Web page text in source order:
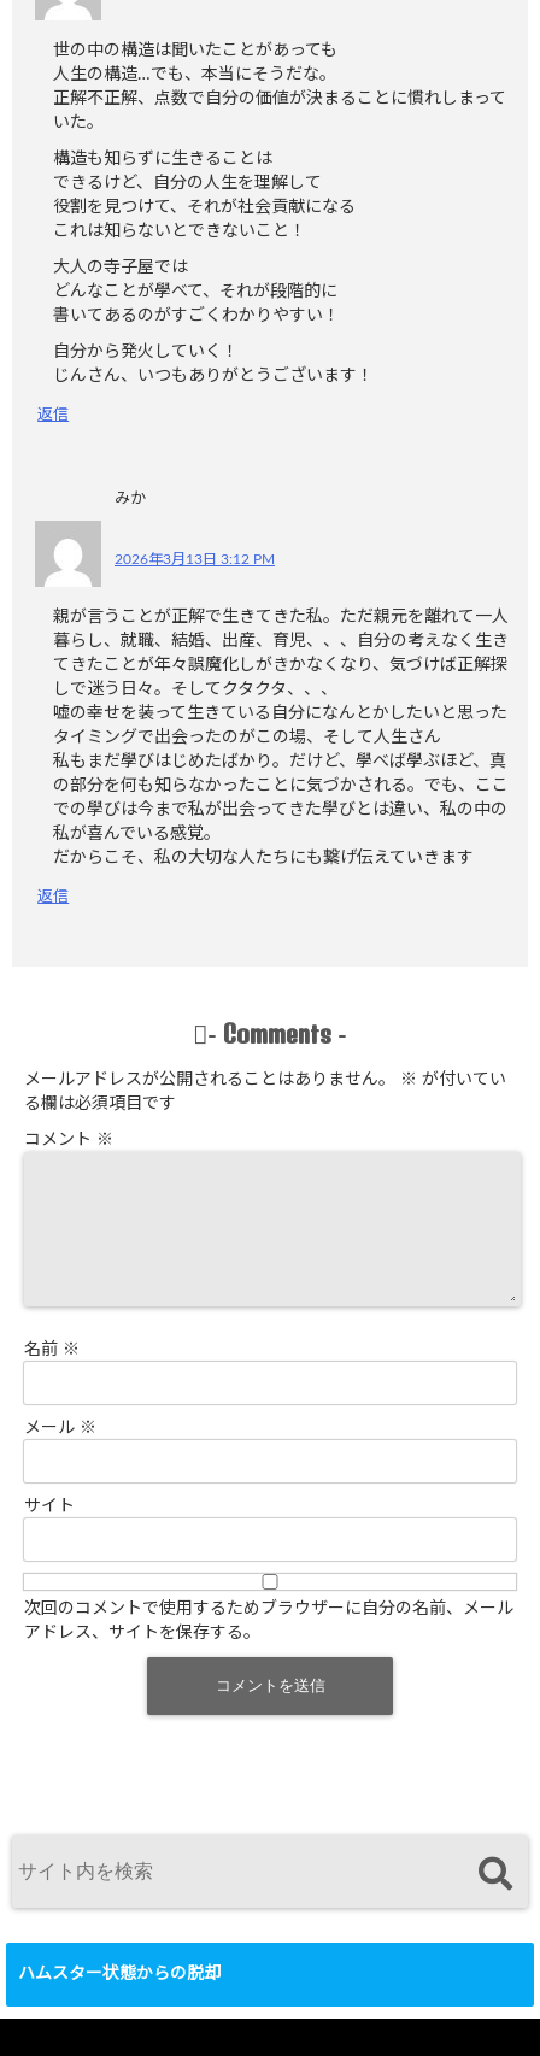
世の中の構造は聞いたことがあっても
人生の構造…でも、本当にそうだな。
正解不正解、点数で自分の価値が決まることに慣れしまって
いた。
構造も知らずに生きることは
できるけど、自分の人生を理解して
役割を見つけて、それが社会貢献になる
これは知らないとできないこと！
大人の寺子屋では
どんなことが學べて、それが段階的に
書いてあるのがすごくわかりやすい！
自分から発火していく！
じんさん、いつもありがとうございます！
返信
みか
2026年3月13日 3:12 PM
親が言うことが正解で生きてきた私。ただ親元を離れて一人
暮らし、就職、結婚、出産、育児、、、自分の考えなく生き
てきたことが年々誤魔化しがきかなくなり、気づけば正解探
しで迷う日々。そしてクタクタ、、、
嘘の幸せを装って生きている自分になんとかしたいと思った
タイミングで出会ったのがこの場、そして人生さん
私もまだ學びはじめたばかり。だけど、學べば學ぶほど、真
の部分を何も知らなかったことに気づかされる。でも、ここ
での學びは今まで私が出会ってきた學びとは違い、私の中の
私が喜んでいる感覚。
だからこそ、私の大切な人たちにも繋げ伝えていきます
返信
- Comments -
メールアドレスが公開されることはありません。 ※ が付いてい
る欄は必須項目です
コメント ※
名前 ※
メール ※
サイト
次回のコメントで使用するためブラウザーに自分の名前、メール
アドレス、サイトを保存する。
ハムスター状態からの脱却